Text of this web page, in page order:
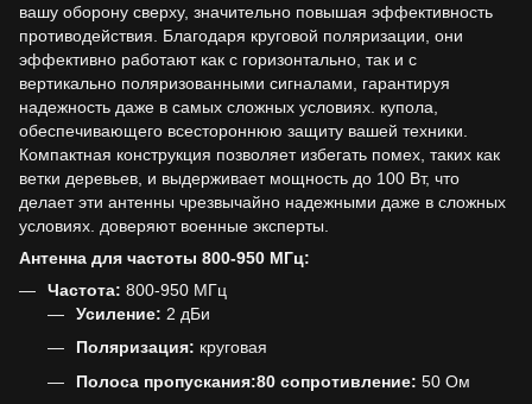
вашу оборону сверху, значительно повышая эффективность
противодействия. Благодаря круговой поляризации, они
эффективно работают как с горизонтально, так и с
вертикально поляризованными сигналами, гарантируя
надежность даже в самых сложных условиях. купола,
обеспечивающего всестороннюю защиту вашей техники.
Компактная конструкция позволяет избегать помех, таких как
ветки деревьев, и выдерживает мощность до 100 Вт, что
делает эти антенны чрезвычайно надежными даже в сложных
условиях. доверяют военные эксперты.
Антенна для частоты 800-950 МГц:
Частота: 800-950 МГц
Усиление: 2 дБи
Поляризация: круговая
Полоса пропускания:80 сопротивление: 50 Ом